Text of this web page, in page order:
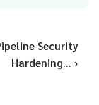
Security
Hardening... ›